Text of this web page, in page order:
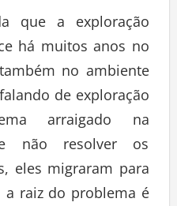
que a exploração
há muitos anos no
no ambiente
de exploração
arraigado na
não resolver os
eles migraram para
raiz do problema é